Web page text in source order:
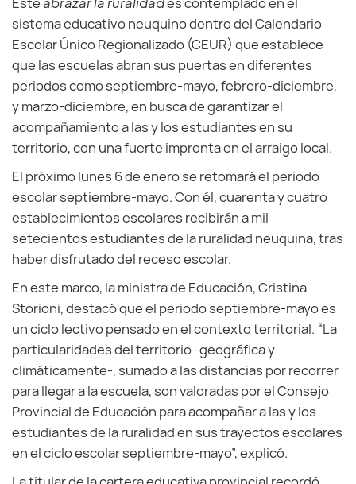
sistema educativo neuquino dentro del Calendario
Escolar Único Regionalizado (CEUR) que establece
que las escuelas abran sus puertas en diferentes
periodos como septiembre-mayo, febrero-diciembre,
y marzo-diciembre, en busca de garantizar el
acompañamiento a las y los estudiantes en su
territorio, con una fuerte impronta en el arraigo local.
El próximo lunes 6 de enero se retomará el periodo
escolar septiembre-mayo. Con él, cuarenta y cuatro
establecimientos escolares recibirán a mil
setecientos estudiantes de la ruralidad neuquina, tras
haber disfrutado del receso escolar.
En este marco, la ministra de Educación, Cristina
Storioni, destacó que el periodo septiembre-mayo es
un ciclo lectivo pensado en el contexto territorial. “La
particularidades del territorio -geográfica y
climáticamente-, sumado a las distancias por recorrer
para llegar a la escuela, son valoradas por el Consejo
Provincial de Educación para acompañar a las y los
estudiantes de la ruralidad en sus trayectos escolares
en el ciclo escolar septiembre-mayo”, explicó.